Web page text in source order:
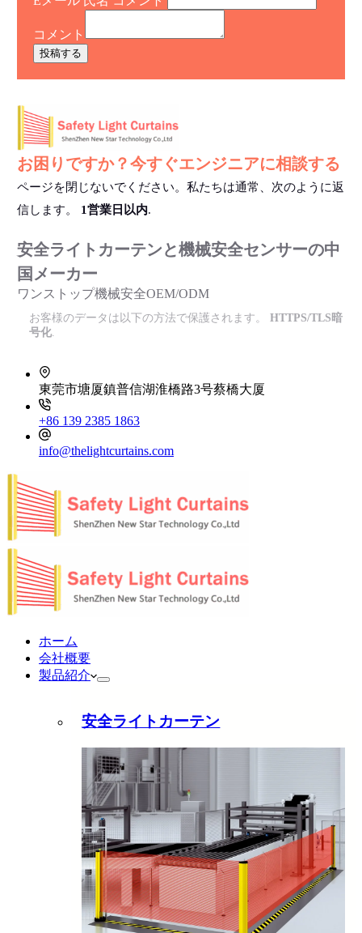
コメント
投稿する
お困りですか？今すぐエンジニアに相談する
ページを閉じないでください。私たちは通常、次のように返
信します。 1営業日以内.
安全ライトカーテンと機械安全センサーの中
国メーカー
ワンストップ機械安全OEM/ODM
お客様のデータは以下の方法で保護されます。HTTPS/TLS暗
号化
東莞市塘厦鎮普信湖淮橋路3号蔡橋大厦
+86 139 2385 1863
info@thelightcurtains.com
ホーム
会社概要
製品紹介
安全ライトカーテン